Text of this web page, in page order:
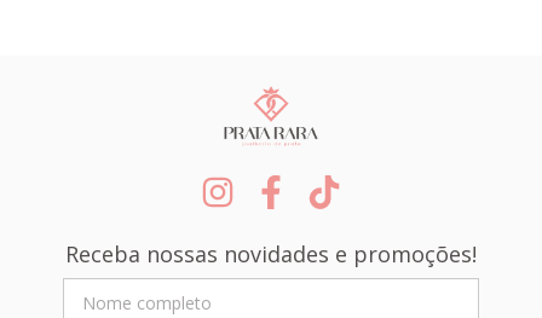
Receba nossas novidades e promoções!